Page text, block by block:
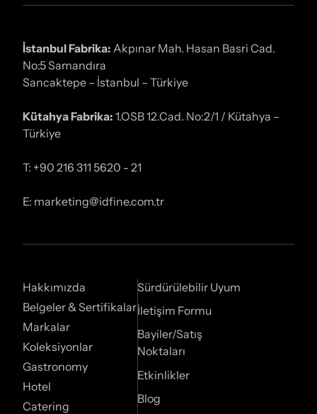
İstanbul Fabrika: Akpınar Mah. Hasan Basri Cad.
No:5 Samandıra
Sancaktepe – İstanbul – Türkiye
Kütahya Fabrika: 1.OSB 12.Cad. No:2/1 / Kütahya –
Türkiye
T: +90 216 311 5620 - 21
E: marketing@idfine.com.tr
Hakkımızda
Belgeler & Sertifikalar
Markalar
Koleksiyonlar
Gastronomy
Hotel
Catering
Sürdürülebilir Uyum
İletişim Formu
Bayiler/Satış
Noktaları
Etkinlikler
Blog